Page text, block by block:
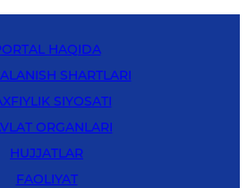
HAQIDA
SHARTLARI
SIYOSATI
ORGANLARI
HUJJATLAR
FAOLIYAT